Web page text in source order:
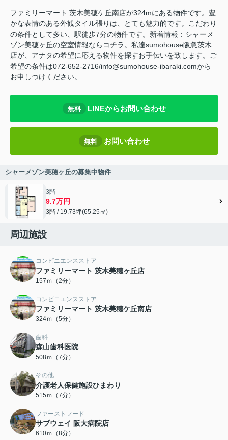
ファミリーマート 茨木美穂ケ丘南店が324mにある物件です。豊
かな表情のある外観タイル張りは、とても魅力的です。こだわり
の条件として多い、駅徒歩7分の物件です。新着情報：シャーメ
ゾン美穂ヶ丘の空室情報ならコチラ。私達sumohouse阪急茨木
店が、アナタの希望に応える物件を探すお手伝いを致します。ご
希望の条件は072-652-2716/info@sumohouse-ibaraki.comから
お申しつけください。
無料 LINEからお問い合わせ
無料 お問い合わせ
シャーメゾン美穂ヶ丘の募集中物件
3階
9.7万円
3階 / 19.73坪(65.25㎡)
周辺施設
コンビニエンスストア
ファミリーマート 茨木美穂ヶ丘店
157ｍ（2分）
コンビニエンスストア
ファミリーマート 茨木美穂ケ丘南店
324ｍ（5分）
歯科
森山歯科医院
508ｍ（7分）
その他
介護老人保健施設ひまわり
515ｍ（7分）
ファーストフード
サブウェイ 阪大病院店
610ｍ（8分）